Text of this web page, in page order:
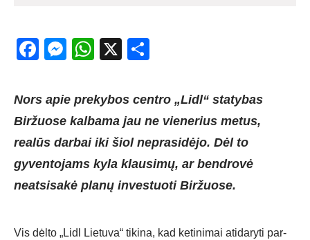
Facebook
Messenger
WhatsApp
X
Nors apie prekybos centro „Lidl“ statybas
Biržuose kalbama jau ne vienerius metus,
realūs darbai iki šiol neprasidėjo. Dėl to
gyventojams kyla klausimų, ar bendrovė
neatsisakė planų investuoti Biržuose.
Vis dėl­to „Lidl Lie­tu­va“ ti­ki­na, kad ke­ti­ni­mai ati­da­ry­ti par­